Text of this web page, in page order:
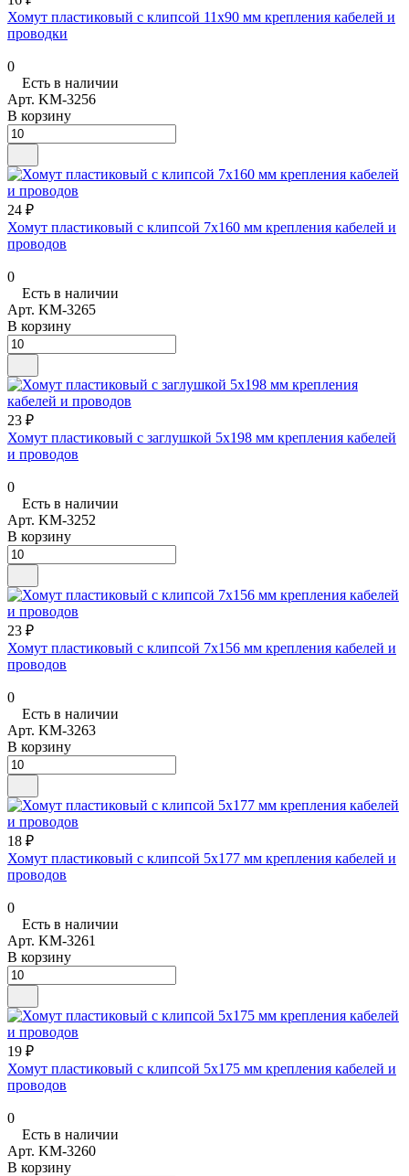
Хомут пластиковый с клипсой 11х90 мм крепления кабелей и
проводки
0
Есть в наличии
Арт. KM-3256
В корзину
24 ₽
Хомут пластиковый с клипсой 7х160 мм крепления кабелей и
проводов
0
Есть в наличии
Арт. KM-3265
В корзину
23 ₽
Хомут пластиковый с заглушкой 5х198 мм крепления кабелей
и проводов
0
Есть в наличии
Арт. KM-3252
В корзину
23 ₽
Хомут пластиковый с клипсой 7х156 мм крепления кабелей и
проводов
0
Есть в наличии
Арт. KM-3263
В корзину
18 ₽
Хомут пластиковый с клипсой 5х177 мм крепления кабелей и
проводов
0
Есть в наличии
Арт. KM-3261
В корзину
19 ₽
Хомут пластиковый с клипсой 5х175 мм крепления кабелей и
проводов
0
Есть в наличии
Арт. KM-3260
В корзину